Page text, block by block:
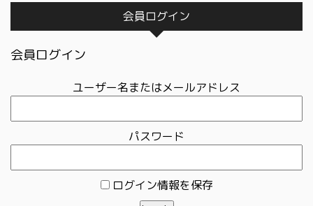
会員ログイン
会員ログイン
ユーザー名またはメールアドレス
パスワード
ログイン情報を保存